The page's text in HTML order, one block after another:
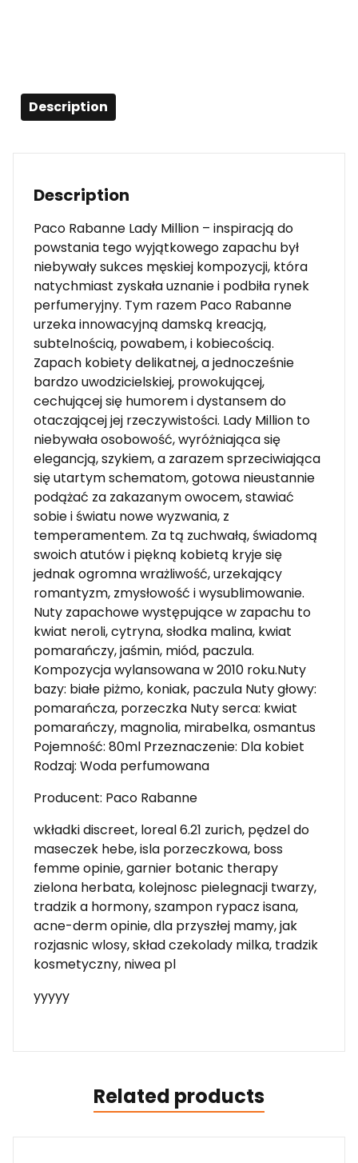
Description
Description
Paco Rabanne Lady Million – inspiracją do
powstania tego wyjątkowego zapachu był
niebywały sukces męskiej kompozycji, która
natychmiast zyskała uznanie i podbiła rynek
perfumeryjny. Tym razem Paco Rabanne
urzeka innowacyjną damską kreacją,
subtelnością, powabem, i kobiecością.
Zapach kobiety delikatnej, a jednocześnie
bardzo uwodzicielskiej, prowokującej,
cechującej się humorem i dystansem do
otaczającej jej rzeczywistości. Lady Million to
niebywała osobowość, wyróżniająca się
elegancją, szykiem, a zarazem sprzeciwiająca
się utartym schematom, gotowa nieustannie
podążać za zakazanym owocem, stawiać
sobie i światu nowe wyzwania, z
temperamentem. Za tą zuchwałą, świadomą
swoich atutów i piękną kobietą kryje się
jednak ogromna wrażliwość, urzekający
romantyzm, zmysłowość i wysublimowanie.
Nuty zapachowe występujące w zapachu to
kwiat neroli, cytryna, słodka malina, kwiat
pomarańczy, jaśmin, miód, paczula.
Kompozycja wylansowana w 2010 roku.Nuty
bazy: białe piżmo, koniak, paczula Nuty głowy:
pomarańcza, porzeczka Nuty serca: kwiat
pomarańczy, magnolia, mirabelka, osmantus
Pojemność: 80ml Przeznaczenie: Dla kobiet
Rodzaj: Woda perfumowana
Producent: Paco Rabanne
wkładki discreet, loreal 6.21 zurich, pędzel do
maseczek hebe, isla porzeczkowa, boss
femme opinie, garnier botanic therapy
zielona herbata, kolejnosc pielegnacji twarzy,
tradzik a hormony, szampon rypacz isana,
acne-derm opinie, dla przyszłej mamy, jak
rozjasnic wlosy, skład czekolady milka, tradzik
kosmetyczny, niwea pl
yyyyy
Related products